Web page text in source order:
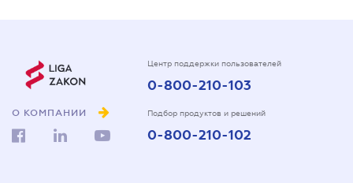
О КОМПАНИИ
Центр поддержки пользователей
0-800-210-103
Подбор продуктов и решений
0-800-210-102